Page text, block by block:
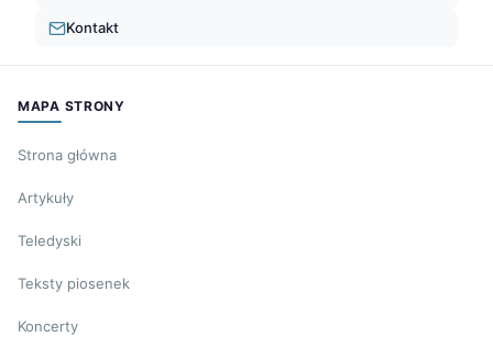
Kontakt
MAPA STRONY
Strona główna
Artykuły
Teledyski
Teksty piosenek
Koncerty